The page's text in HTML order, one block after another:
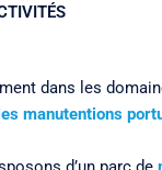
dans les
manutentions